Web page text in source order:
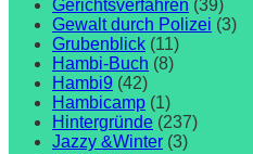
Gerichtsverfahren (39)
Gewalt durch Polizei (3)
Grubenblick (11)
Hambi-Buch (8)
Hambi9 (42)
Hambicamp (1)
Hintergründe (237)
Jazzy &Winter (3)